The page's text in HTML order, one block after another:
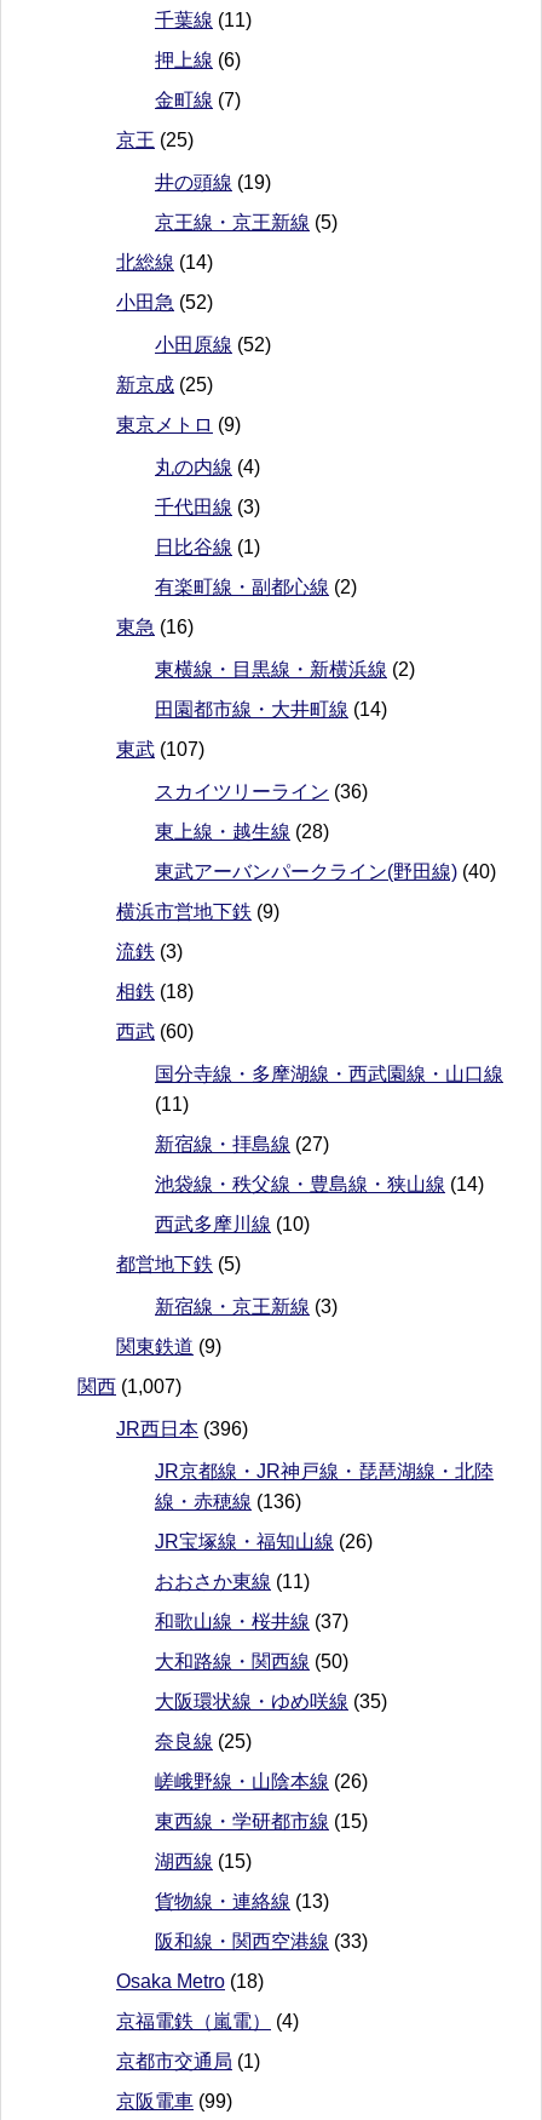
千葉線 (11)
押上線 (6)
金町線 (7)
京王 (25)
井の頭線 (19)
京王線・京王新線 (5)
北総線 (14)
小田急 (52)
小田原線 (52)
新京成 (25)
東京メトロ (9)
丸の内線 (4)
千代田線 (3)
日比谷線 (1)
有楽町線・副都心線 (2)
東急 (16)
東横線・目黒線・新横浜線 (2)
田園都市線・大井町線 (14)
東武 (107)
スカイツリーライン (36)
東上線・越生線 (28)
東武アーバンパークライン(野田線) (40)
横浜市営地下鉄 (9)
流鉄 (3)
相鉄 (18)
西武 (60)
国分寺線・多摩湖線・西武園線・山口線
(11)
新宿線・拝島線 (27)
池袋線・秩父線・豊島線・狭山線 (14)
西武多摩川線 (10)
都営地下鉄 (5)
新宿線・京王新線 (3)
関東鉄道 (9)
関西 (1,007)
JR西日本 (396)
JR京都線・JR神戸線・琵琶湖線・北陸
線・赤穂線 (136)
JR宝塚線・福知山線 (26)
おおさか東線 (11)
和歌山線・桜井線 (37)
大和路線・関西線 (50)
大阪環状線・ゆめ咲線 (35)
奈良線 (25)
嵯峨野線・山陰本線 (26)
東西線・学研都市線 (15)
湖西線 (15)
貨物線・連絡線 (13)
阪和線・関西空港線 (33)
Osaka Metro (18)
京福電鉄（嵐電）
(4)
京都市交通局 (1)
京阪電車 (99)